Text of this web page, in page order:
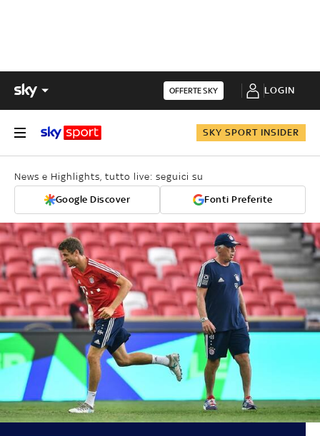
OFFERTE SKY LOGIN
SKY SPORT INSIDER
News e Highlights, tutto live: seguici su
Google Discover Fonti Preferite